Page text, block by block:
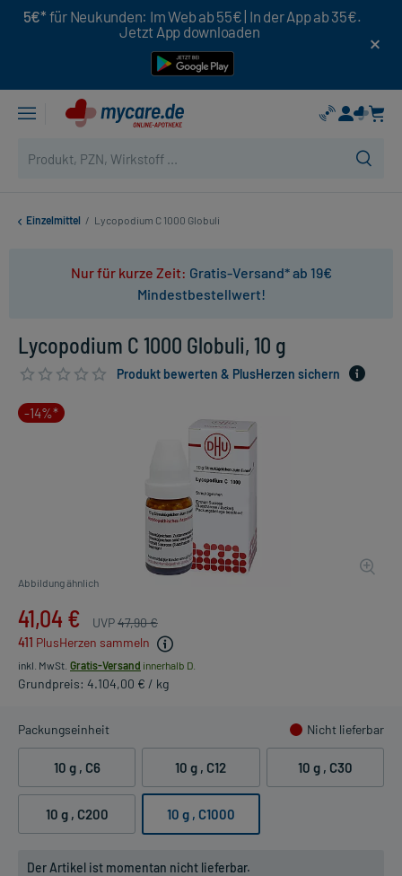
5€* für Neukunden: Im Web ab 55€ | In der App ab 35€.
Jetzt App downloaden
Einzelmittel / Lycopodium C 1000 Globuli
Nur für kurze Zeit: Gratis-Versand* ab 19€
Mindestbestellwert!
Lycopodium C 1000 Globuli, 10 g
Produkt bewerten & PlusHerzen sichern
-14%*
Abbildung ähnlich
41,04 € UVP47,90 €
411 PlusHerzen sammeln
inkl. MwSt. Gratis-Versand innerhalb D.
Grundpreis: 4.104,00 € / kg
Packungseinheit Nicht lieferbar
10 g , C6 10 g , C12 10 g , C30
10 g , C200 10 g , C1000
Der Artikel ist momentan nicht lieferbar.